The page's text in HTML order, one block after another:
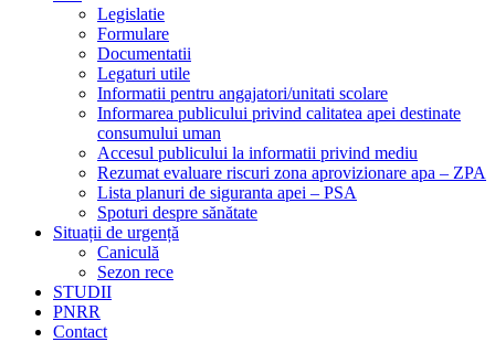
Legislatie
Formulare
Documentatii
Legaturi utile
Informatii pentru angajatori/unitati scolare
Informarea publicului privind calitatea apei destinate
consumului uman
Accesul publicului la informatii privind mediu
Rezumat evaluare riscuri zona aprovizionare apa – ZPA
Lista planuri de siguranta apei – PSA
Spoturi despre sănătate
Situații de urgență
Caniculă
Sezon rece
STUDII
PNRR
Contact